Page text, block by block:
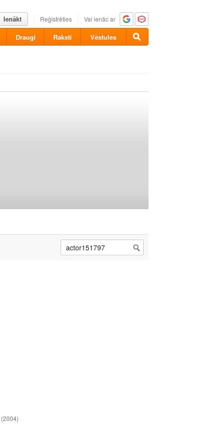
Ienākt Reģistrēties Vai ienāc ar
Draugi Raksti Vēstules
(2004)